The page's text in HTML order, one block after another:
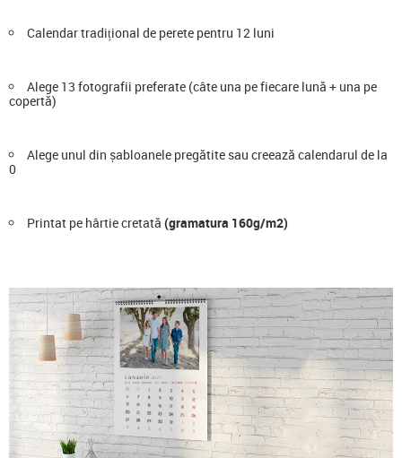
Calendar tradițional de perete pentru 12 luni
Alege 13 fotografii preferate (câte una pe fiecare lună + una pe
copertă)
Alege unul din șabloanele pregătite sau creează calendarul de la
0
Printat pe hârtie cretată (gramatura 160g/m2)